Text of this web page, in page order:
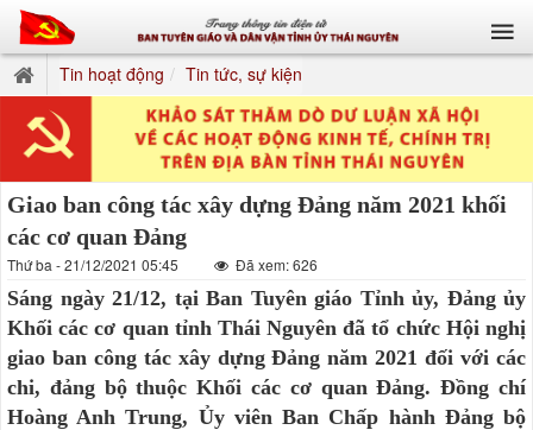
Tin hoạt động Tin tức, sự kiện
Giao ban công tác xây dựng Đảng năm 2021 khối
các cơ quan Đảng
Thứ ba - 21/12/2021 05:45 Đã xem: 626
Sáng ngày 21/12, tại Ban Tuyên giáo Tỉnh ủy, Đảng ủy
Khối các cơ quan tỉnh Thái Nguyên đã tổ chức Hội nghị
giao ban công tác xây dựng Đảng năm 2021 đối với các
chi, đảng bộ thuộc Khối các cơ quan Đảng. Đồng chí
Hoàng Anh Trung, Ủy viên Ban Chấp hành Đảng bộ